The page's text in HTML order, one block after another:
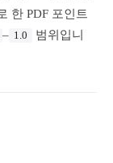
한 PDF 포인트
– 1.0
범위입니